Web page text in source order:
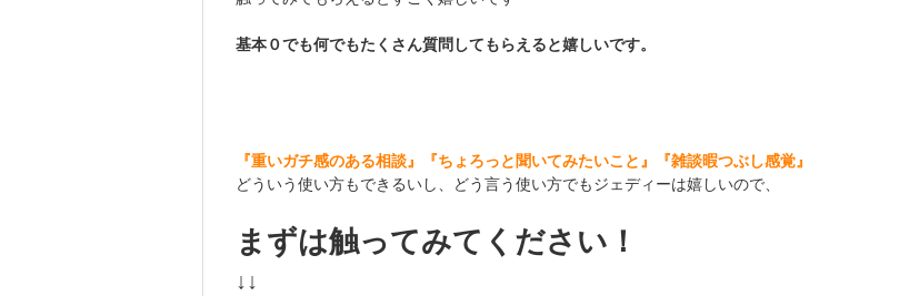
基本０でも何でもたくさん質問してもらえると嬉しいです。
『重いガチ感のある相談』『ちょろっと聞いてみたいこと』『雑談暇つぶし感覚』
どういう使い方もできるいし、どう言う使い方でもジェディーは嬉しいので、
まずは触ってみてください！
↓↓